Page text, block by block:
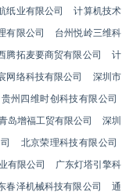
纸业有限公司
计算机技术
有限公司
台州悦岭三维科
腾拓麦要商贸有限公司
计
网络科技有限公司
深圳市
贵州四维时创科技有限公司
岛增福工贸有限公司
深圳
北京荣理科技有限公司
有限公司
广东灯塔引擎科
春泽机械科技有限公司 通